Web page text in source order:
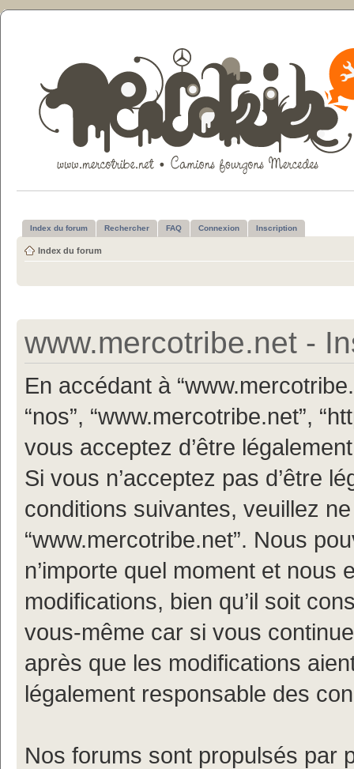
Index du forum Rechercher FAQ Connexion Inscription
Index du forum
www.mercotribe.net -
En accédant à
“nos”, “www.mercotribe.net”,
vous acceptez d’être
Si vous n’acceptez pas d’être
conditions suivantes, veuillez
“www.mercotribe.net”. Nous
n’importe quel moment et
modifications, bien qu’il soit
vous-même car si vous
après que les modifications
légalement responsable des
Nos forums sont propulsés par